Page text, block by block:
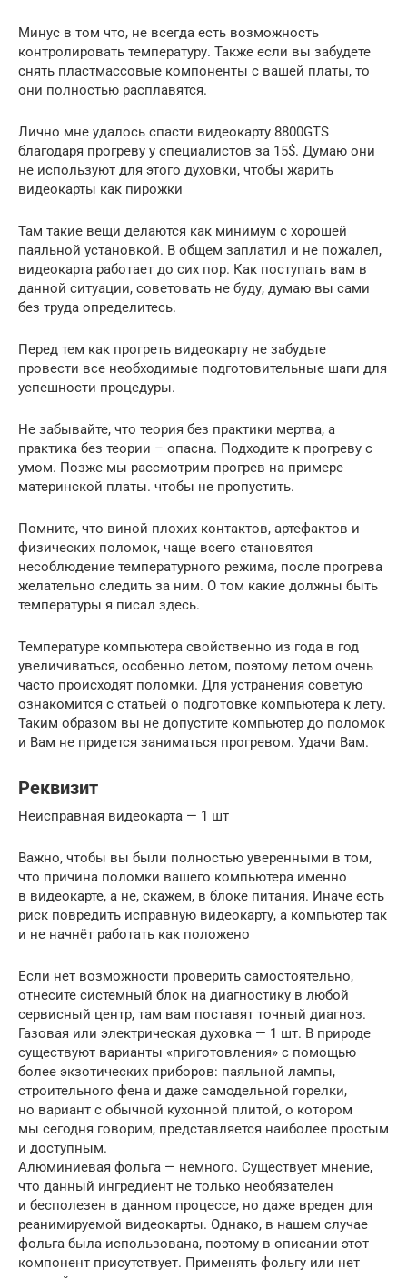
Минус в том что, не всегда есть возможность
контролировать температуру. Также если вы забудете
снять пластмассовые компоненты с вашей платы, то
они полностью расплавятся.
Лично мне удалось спасти видеокарту 8800GTS
благодаря прогреву у специалистов за 15$. Думаю они
не используют для этого духовки, чтобы жарить
видеокарты как пирожки
Там такие вещи делаются как минимум с хорошей
паяльной установкой. В общем заплатил и не пожалел,
видеокарта работает до сих пор. Как поступать вам в
данной ситуации, советовать не буду, думаю вы сами
без труда определитесь.
Перед тем как прогреть видеокарту не забудьте
провести все необходимые подготовительные шаги для
успешности процедуры.
Не забывайте, что теория без практики мертва, а
практика без теории – опасна. Подходите к прогреву с
умом. Позже мы рассмотрим прогрев на примере
материнской платы. чтобы не пропустить.
Помните, что виной плохих контактов, артефактов и
физических поломок, чаще всего становятся
несоблюдение температурного режима, после прогрева
желательно следить за ним. О том какие должны быть
температуры я писал здесь.
Температуре компьютера свойственно из года в год
увеличиваться, особенно летом, поэтому летом очень
часто происходят поломки. Для устранения советую
ознакомится с статьей о подготовке компьютера к лету.
Таким образом вы не допустите компьютер до поломок
и Вам не придется заниматься прогревом. Удачи Вам.
Реквизит
Неисправная видеокарта — 1 шт
Важно, чтобы вы были полностью уверенными в том,
что причина поломки вашего компьютера именно
в видеокарте, а не, скажем, в блоке питания. Иначе есть
риск повредить исправную видеокарту, а компьютер так
и не начнёт работать как положено
Если нет возможности проверить самостоятельно,
отнесите системный блок на диагностику в любой
сервисный центр, там вам поставят точный диагноз.
Газовая или электрическая духовка — 1 шт. В природе
существуют варианты «приготовления» с помощью
более экзотических приборов: паяльной лампы,
строительного фена и даже самодельной горелки,
но вариант с обычной кухонной плитой, о котором
мы сегодня говорим, представляется наиболее простым
и доступным.
Алюминиевая фольга — немного. Существует мнение,
что данный ингредиент не только необязателен
и бесполезен в данном процессе, но даже вреден для
реанимируемой видеокарты. Однако, в нашем случае
фольга была использована, поэтому в описании этот
компонент присутствует. Применять фольгу или нет